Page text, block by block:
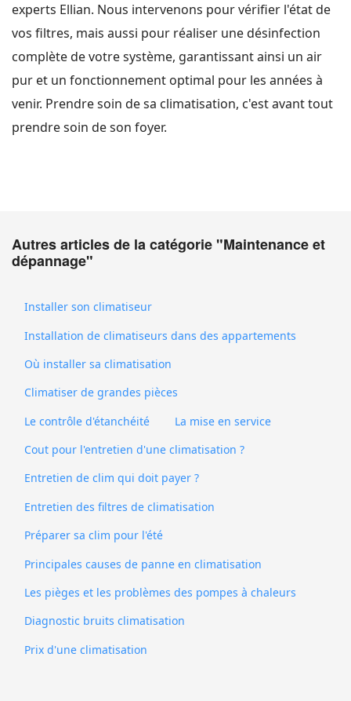
experts Ellian. Nous intervenons pour vérifier l'état de
vos filtres, mais aussi pour réaliser une désinfection
complète de votre système, garantissant ainsi un air
pur et un fonctionnement optimal pour les années à
venir. Prendre soin de sa climatisation, c'est avant tout
prendre soin de son foyer.
Autres articles de la catégorie "Maintenance et
dépannage"
Installer son climatiseur
Installation de climatiseurs dans des appartements
Où installer sa climatisation
Climatiser de grandes pièces
Le contrôle d'étanchéité
La mise en service
Cout pour l'entretien d'une climatisation ?
Entretien de clim qui doit payer ?
Entretien des filtres de climatisation
Préparer sa clim pour l'été
Principales causes de panne en climatisation
Les pièges et les problèmes des pompes à chaleurs
Diagnostic bruits climatisation
Prix d'une climatisation